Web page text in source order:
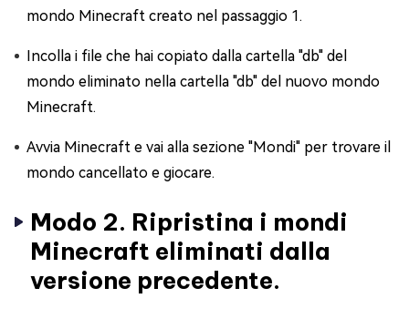
mondo Minecraft creato nel passaggio 1.
Incolla i file che hai copiato dalla cartella "db" del
mondo eliminato nella cartella "db" del nuovo mondo
Minecraft.
Avvia Minecraft e vai alla sezione "Mondi" per trovare il
mondo cancellato e giocare.
Modo 2. Ripristina i mondi
Minecraft eliminati dalla
versione precedente.